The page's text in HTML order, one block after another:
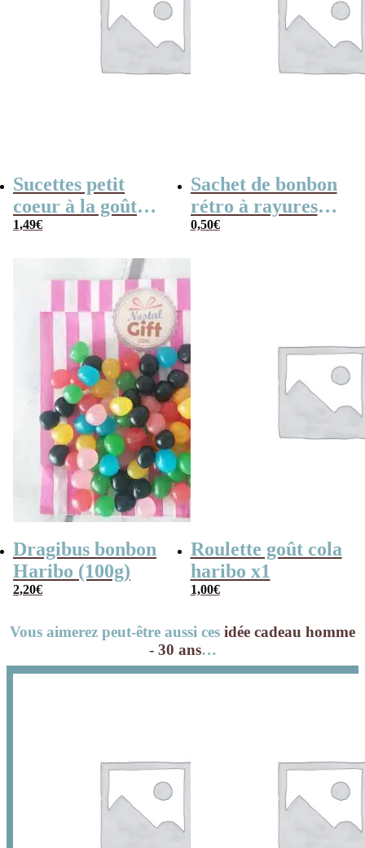
Sucettes petit
coeur à la goût
cerise x5
1,49€
Sachet de bonbon
rétro à rayures
roses et blanches
0,50€
Dragibus bonbon
Haribo (100g)
2,20€
Roulette goût cola
haribo x1
1,00€
Vous aimerez peut-être aussi ces idée cadeau homme
- 30 ans…